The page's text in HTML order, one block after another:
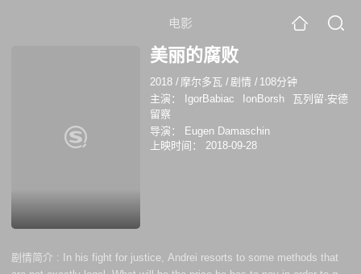
电影
美丽的腐败
2018 / 摩尔多瓦 /剧情 / 108分钟
主演：
IgorBabiac IonBorsh
瓦列留·安德
留察
导演：
Eugen Damaschin
上映时间：
2018-09-28
剧情简介 :
In his fight for justice, Andrei resorts to some methods that